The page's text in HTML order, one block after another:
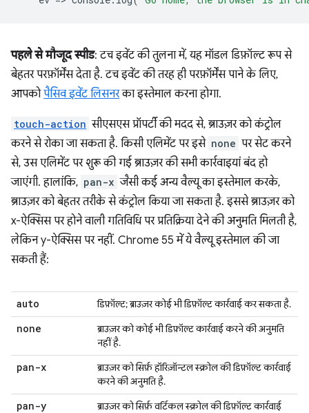
पहले से मौजूद स्पीड: टच इवेंट की तुलना में, यह मॉडल डिफ़ॉल्ट रूप से
बेहतर परफ़ॉर्मेंस देता है. टच इवेंट की तरह ही परफ़ॉर्मेंस पाने के लिए,
आपकोपैसिव इवेंट लिसनरका इस्तेमाल करना होगा.
touch-action सीएसएस प्रॉपर्टी की मदद से, ब्राउज़र को कंट्रोल
करने से रोका जा सकता है. किसी एलिमेंट पर इसे none पर सेट करने
से, उस एलिमेंट पर शुरू की गई ब्राउज़र की सभी कार्रवाइयां बंद हो
जाएंगी. हालांकि, pan-x जैसी कई अन्य वैल्यू का इस्तेमाल करके,
ब्राउज़र को बेहतर तरीके से कंट्रोल किया जा सकता है. इससे ब्राउज़र को
x-ऐक्सिस पर होने वाली गतिविधि पर प्रतिक्रिया देने की अनुमति मिलती है,
लेकिन y-ऐक्सिस पर नहीं. Chrome 55 में ये वैल्यू इस्तेमाल की जा
सकती हैं:
auto डिफ़ॉल्ट; ब्राउज़र कोई भी डिफ़ॉल्ट कार्रवाई कर सकता है.
none
ब्राउज़र को कोई भी डिफ़ॉल्ट कार्रवाई करने की अनुमति
नहीं है.
pan-x
ब्राउज़र को सिर्फ़ हॉरिज़ॉन्टल स्क्रोल की डिफ़ॉल्ट कार्रवाई
करने की अनुमति है.
pan-y
ब्राउज़र को सिर्फ़ वर्टिकल स्क्रोल की डिफ़ॉल्ट कार्रवाई